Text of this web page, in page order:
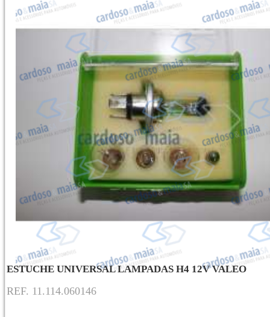
ESTUCHE UNIVERSAL LAMPADAS H4 12V VALEO
REF. 11.114.060146